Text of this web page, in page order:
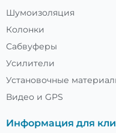
Шумоизоляция
Колонки
Сабвуферы
Усилители
Установочные
Видео и GPS
Информация для